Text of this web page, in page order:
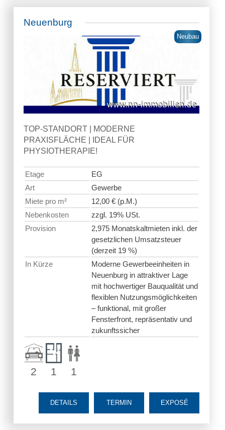
Neuenburg
Neubau
TOP-STANDORT | MODERNE
PRAXISFLÄCHE | IDEAL FÜR
PHYSIOTHERAPIE!
Etage
EG
Art
Gewerbe
Miete pro m²
12,00 € (p.M.)
Nebenkosten
zzgl. 19% USt.
Provision
2,975 Monatskaltmieten inkl. der
gesetzlichen Umsatzsteuer
(derzeit 19 %)
In Kürze
Moderne Gewerbeeinheiten in
Neuenburg in attraktiver Lage
mit hochwertiger Bauqualität und
flexiblen Nutzungsmöglichkeiten
– funktional, mit großer
Fensterfront, repräsentativ und
zukunftssicher
2 1 1
EXPOSÉ
TERMIN
DETAILS